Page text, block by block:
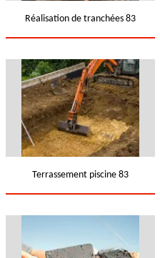
Réalisation de tranchées 83
Terrassement piscine 83